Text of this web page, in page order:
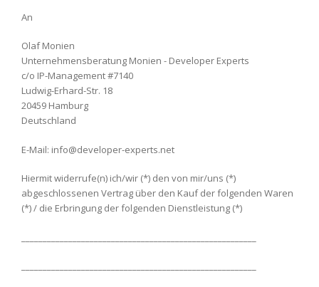
An
Olaf Monien
Unternehmensberatung Monien - Developer Experts
c/o IP-Management #7140
Ludwig-Erhard-Str. 18
20459 Hamburg
Deutschland
E-Mail: info@developer-experts.net
Hiermit widerrufe(n) ich/wir (*) den von mir/uns (*)
abgeschlossenen Vertrag über den Kauf der folgenden Waren
(*) / die Erbringung der folgenden Dienstleistung (*)